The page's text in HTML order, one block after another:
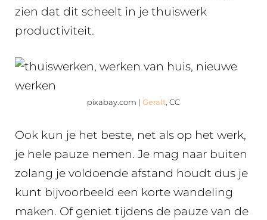
zien dat dit scheelt in je thuiswerk
productiviteit.
pixabay.com | Geralt, CC
Ook kun je het beste, net als op het werk,
je hele pauze nemen. Je mag naar buiten
zolang je voldoende afstand houdt dus je
kunt bijvoorbeeld een korte wandeling
maken. Of geniet tijdens de pauze van de